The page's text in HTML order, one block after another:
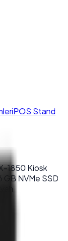
POS Stand
1850 Kiosk
GB NVMe SSD